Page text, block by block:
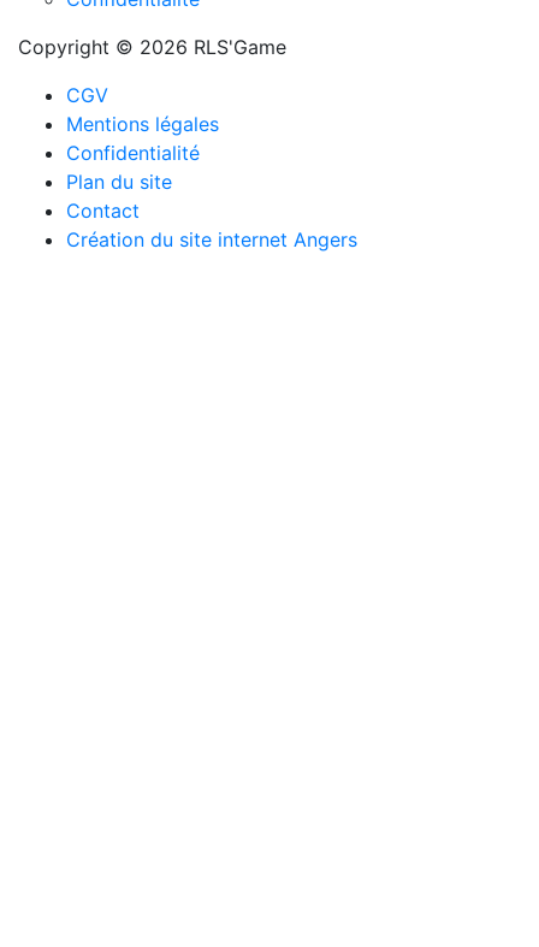
Copyright © 2026 RLS'Game
CGV
Mentions légales
Confidentialité
Plan du site
Contact
Création du site internet Angers